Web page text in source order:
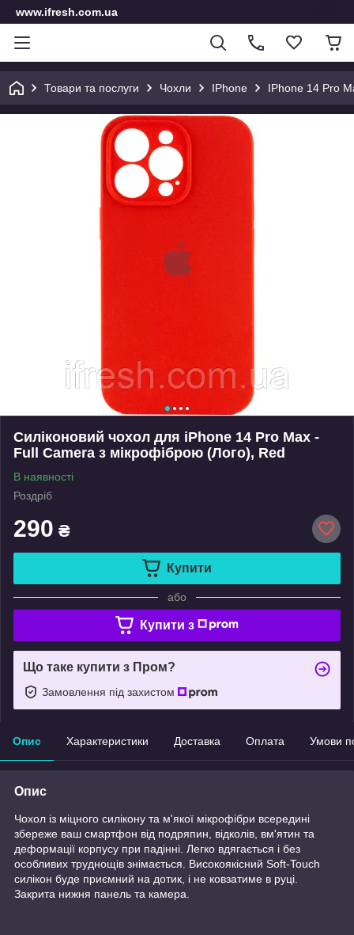
www.ifresh.com.ua
Товари та послуги Чохли IPhone IPhone 14 Pro
Силіконовий чохол для iPhone 14 Pro Max -
Full Camera з мікрофіброю (Лого), Red
В наявності
Роздріб
290 ₴
Купити
або
Купити з
Що таке купити з Пром?
Замовлення під захистом
Опис Характеристики Доставка Оплата Умови
Опис
Чохол із міцного силікону та м'якої мікрофібри всередині
збереже ваш смартфон від подряпин, відколів, вм'ятин та
деформації корпусу при падінні. Легко вдягається і без
особливих труднощів знімається. Високоякісний Soft-Touch
силікон буде приємний на дотик, і не ковзатиме в руці.
Закрита нижня панель та камера.